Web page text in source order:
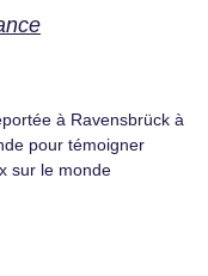
à Ravensbrück à
pour témoigner
sur le monde